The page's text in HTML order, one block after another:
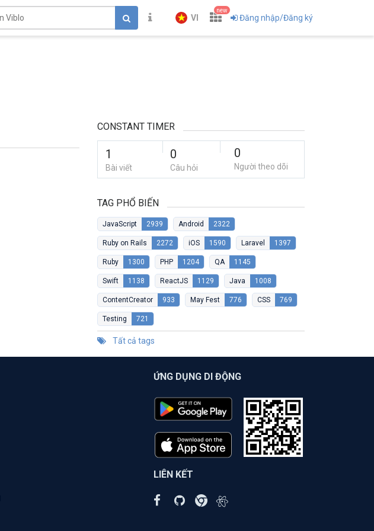
VI
new
Đăng nhập/Đăng ký
CONSTANT TIMER
1
Bài viết
0
Câu hỏi
0
Người theo dõi
TAG PHỔ BIẾN
JavaScript 2939 Android 2322
Ruby on Rails 2272 iOS 1590 Laravel 1397
Ruby 1300 PHP 1204 QA 1145
Swift 1138 ReactJS 1129 Java 1008
ContentCreator 933 May Fest 776 CSS 769
Testing 721
Tất cả tags
ỨNG DỤNG DI ĐỘNG
LIÊN KẾT